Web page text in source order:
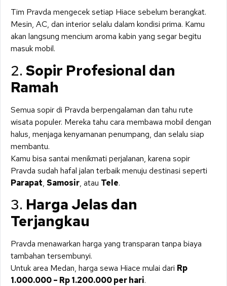
Tim Pravda mengecek setiap Hiace sebelum berangkat.
Mesin, AC, dan interior selalu dalam kondisi prima. Kamu
akan langsung mencium aroma kabin yang segar begitu
masuk mobil.
2. Sopir Profesional dan
Ramah
Semua sopir di Pravda berpengalaman dan tahu rute
wisata populer. Mereka tahu cara membawa mobil dengan
halus, menjaga kenyamanan penumpang, dan selalu siap
membantu.
Kamu bisa santai menikmati perjalanan, karena sopir
Pravda sudah hafal jalan terbaik menuju destinasi seperti
Parapat, Samosir, atau Tele.
3. Harga Jelas dan
Terjangkau
Pravda menawarkan harga yang transparan tanpa biaya
tambahan tersembunyi.
Untuk area Medan, harga sewa Hiace mulai dari Rp
1.000.000 – Rp 1.200.000 per hari.